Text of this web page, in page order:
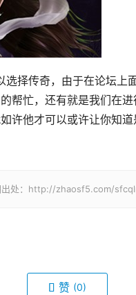
帮忙，还有就是我们在
许他才可以或许让你知
出处：http://zhaosf5.com/
赞 (0)